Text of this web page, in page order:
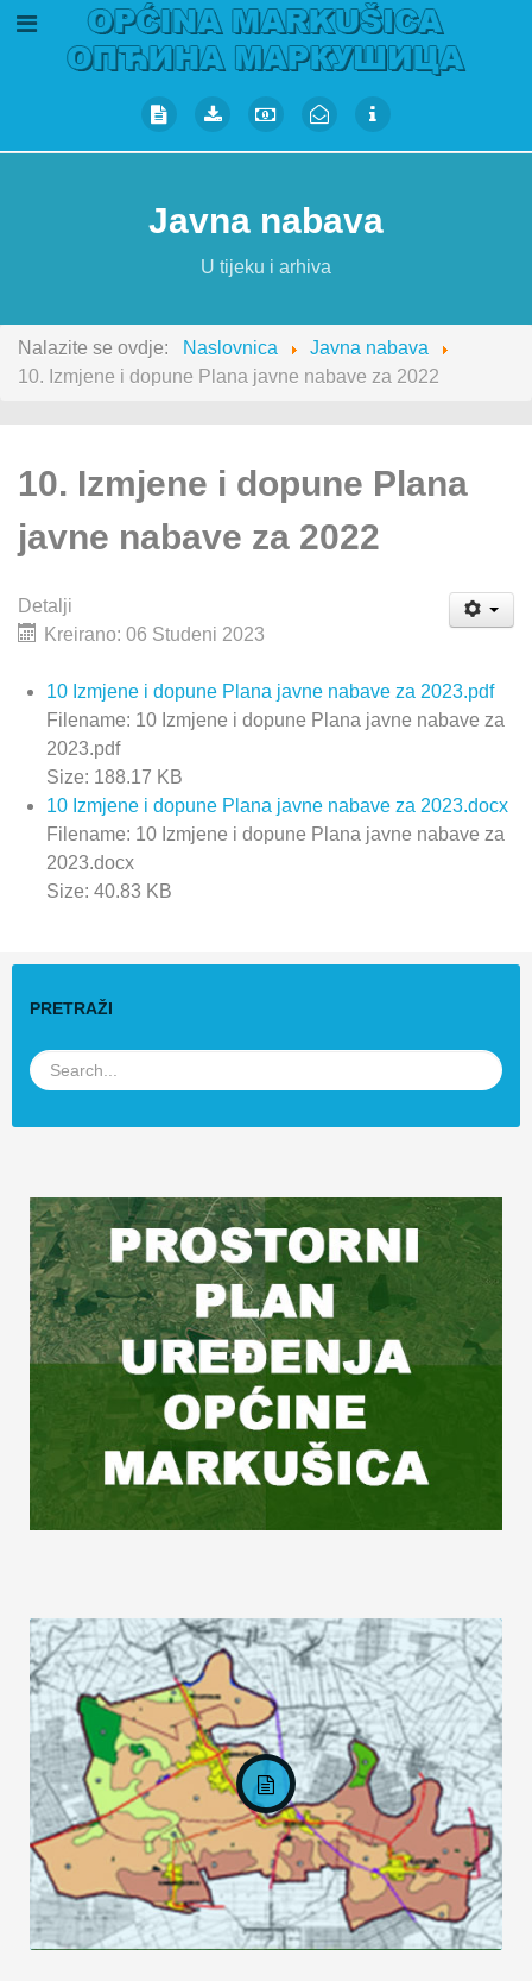
Javna nabava
U tijeku i arhiva
Nalazite se ovdje: Naslovnica
Javna nabava
10. Izmjene i dopune Plana javne nabave za 2022
10. Izmjene i dopune Plana
javne nabave za 2022
Detalji
Kreirano: 06 Studeni 2023
10 Izmjene i dopune Plana javne nabave za 2023.pdf
Filename: 10 Izmjene i dopune Plana javne nabave za
2023.pdf
Size: 188.17 KB
10 Izmjene i dopune Plana javne nabave za 2023.docx
Filename: 10 Izmjene i dopune Plana javne nabave za
2023.docx
Size: 40.83 KB
PRETRAŽI